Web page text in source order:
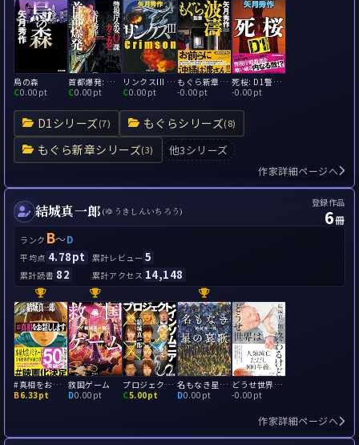
D1シリーズ(7) もぐらシリーズ(8)
もぐら新章シリーズ(3) 他3シリーズ
烏の森
C0.00pt
首都爆発: 警視庁公安0課 カミカゼ3
C0.00pt
リンクスIII - Crimson
C0.00pt
もぐら新章 波濤
-0.00pt
死桜: D1警視庁暗殺部
-0.00pt
作家詳細ページへ
結城真一郎 (ゆうきしんいちろう)
登録作品
6冊
ランク B～D
平均点 4.78pt 累計レビュー 5
累計読書 82 累計アクセス 14,148
#真相をお話しします
B6.33pt
救国ゲーム
D0.00pt
プロジェクト・インソムニア
C5.00pt
名もなき星の哀歌
D0.00pt
どうせ世界は終わるけど
-0.00pt
作家詳細ページへ